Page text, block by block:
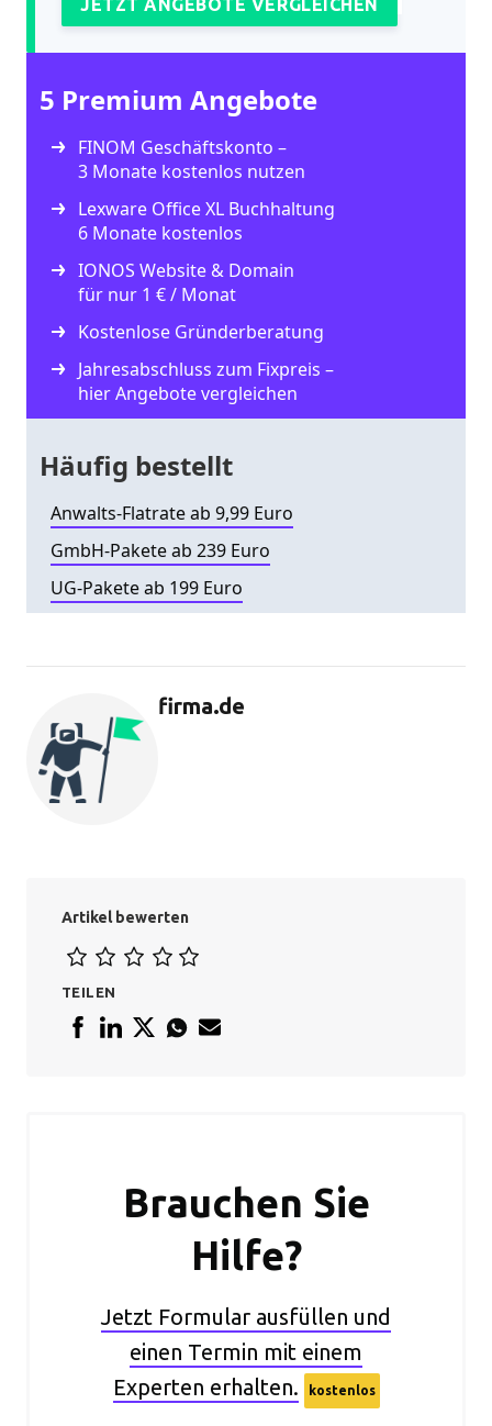
JETZT ANGEBOTE VERGLEICHEN
5 Premium Angebote
FINOM Geschäftskonto –
3 Monate kostenlos nutzen
Lexware Office XL Buchhaltung
6 Monate kostenlos
IONOS Website & Domain
für nur 1 € / Monat
Kostenlose Gründerberatung
Jahresabschluss zum Fixpreis –
hier Angebote vergleichen
Häufig bestellt
Anwalts-Flatrate ab 9,99 Euro
GmbH-Pakete ab 239 Euro
UG-Pakete ab 199 Euro
firma.de
Artikel bewerten
TEILEN
Brauchen Sie
Hilfe?
Jetzt Formular ausfüllen und
einen Termin mit einem
Experten erhalten.
kostenlos